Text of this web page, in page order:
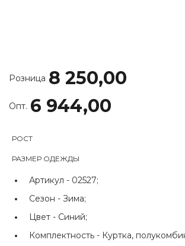
Розница 8 250,00
Опт. 6 944,00
РОСТ
РАЗМЕР ОДЕЖДЫ
Артикул - 02527;
Сезон - Зима;
Цвет - Синий;
Комплектность - Куртка,